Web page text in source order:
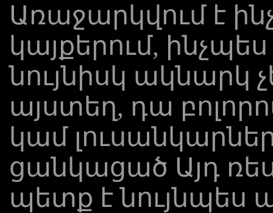
Առաջարկվում է
կայքերում,
նույնիսկ ակնարկ
այստեղ, դա
կամ
ցանկացած Այդ
պետք է